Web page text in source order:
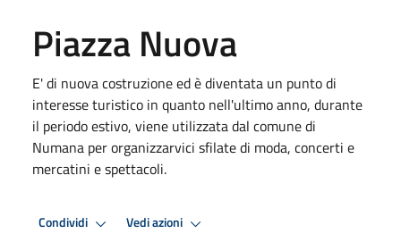
Piazza Nuova
E' di nuova costruzione ed è diventata un punto di
interesse turistico in quanto nell'ultimo anno, durante
il periodo estivo, viene utilizzata dal comune di
Numana per organizzarvici sfilate di moda, concerti e
mercatini e spettacoli.
Condividi Vedi azioni